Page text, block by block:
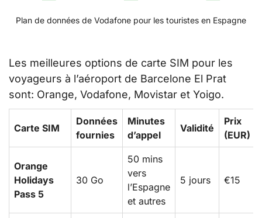
Plan de données de Vodafone pour les touristes en Espagne
Les meilleures options de carte SIM pour les
voyageurs à l’aéroport de Barcelone El Prat
sont: Orange, Vodafone, Movistar et Yoigo.
Carte SIM
Données
fournies
Minutes
d’appel
Validité
Prix
(EUR)
Orange
Holidays
Pass 5
30 Go
50 mins
vers
l’Espagne
et autres
5 jours €15